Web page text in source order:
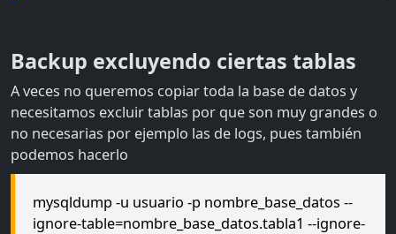
Backup excluyendo ciertas tablas
A veces no queremos copiar toda la base de datos y
necesitamos excluir tablas por que son muy grandes o
no necesarias por ejemplo las de logs, pues también
podemos hacerlo
mysqldump -u usuario -p nombre_base_datos --
ignore-table=nombre_base_datos.tabla1 --ignore-